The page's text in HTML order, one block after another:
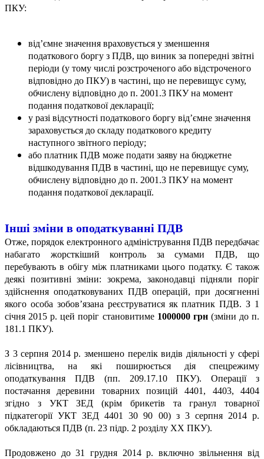
ПКУ:
від’ємне значення враховується у зменшення
податкового боргу з ПДВ, що виник за попередні звітні
періоди (у тому числі розстроченого або відстроченого
відповідно до ПКУ) в частині, що не перевищує суму,
обчислену відповідно до п. 2001.3 ПКУ на момент
подання податкової декларації;
у разі відсутності податкового боргу від’ємне значення
зараховується до складу податкового кредиту
наступного звітного періоду;
або платник ПДВ може подати заяву на бюджетне
відшкодування ПДВ в частині, що не перевищує суму,
обчислену відповідно до п. 2001.3 ПКУ на момент
подання податкової декларації.
Інші зміни в оподаткуванні ПДВ
Отже, порядок електронного адміністрування ПДВ передбачає
набагато жорсткіший контроль за сумами ПДВ, що
перебувають в обігу між платниками цього податку. Є також
деякі позитивні зміни: зокрема, законодавці підняли поріг
здійснення оподатковуваних ПДВ операцій, при досягненні
якого особа зобов’язана реєструватися як платник ПДВ. З 1
січня 2015 р. цей поріг становитиме 1000000 грн(зміни до п.
181.1 ПКУ).
З 3 серпня 2014 р. зменшено перелік видів діяльності у сфері
лісівництва, на які поширюється дія спецрежиму
оподаткування ПДВ (пп. 209.17.10 ПКУ). Операції з
постачання деревини товарних позицій 4401, 4403, 4404
згідно з УКТ ЗЕД (крім брикетів та гранул товарної
підкатегорії УКТ ЗЕД 4401 30 90 00) з 3 серпня 2014 р.
обкладаються ПДВ (п. 23 підр. 2 розділу ХХ ПКУ).
Продовжено до 31 грудня 2014 р. включно звільнення від